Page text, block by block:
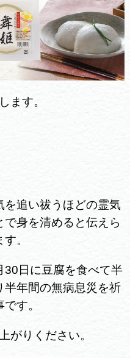
ます。
を追い祓うほどの霊気
身を清めると伝えら
。
30日に豆腐を食べて半
半年間の無病息災を祈
す。
がりください。